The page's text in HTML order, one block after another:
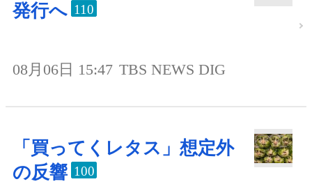
発行へ 110
08月06日 15:47 TBS NEWS DIG
「買ってくレタス」想定外
の反響 100